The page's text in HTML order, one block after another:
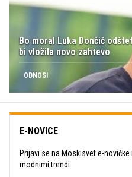
Bo moral Luka Dončić
bi vložila novo zahtevo
ODNOSI
E-NOVICE
Prijavi se na Moskisvet e-
modnimi trendi.